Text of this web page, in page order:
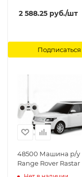
2 588.25 руб./шт
Подписаться
48500 Машина р/у
Range Rover Rastar